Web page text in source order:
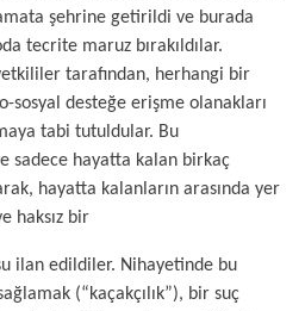
şehrine getirildi ve burada
tecrite maruz bırakıldılar.
tarafından, herhangi bir
sosyal desteğe erişme olanakları
tabi tutuldular. Bu
sadece hayatta kalan birkaç
hayatta kalanların arasında yer
haksız bir
ilan edildiler. Nihayetinde bu
(“kaçakçılık”), bir suç